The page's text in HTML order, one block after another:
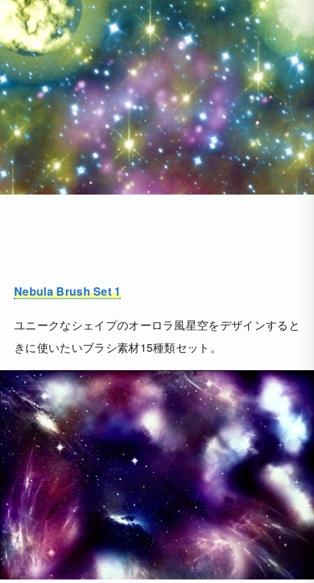
Nebula Brush Set 1
ユニークなシェイプのオーロラ風星空をデザインすると
きに使いたいブラシ素材15種類セット。